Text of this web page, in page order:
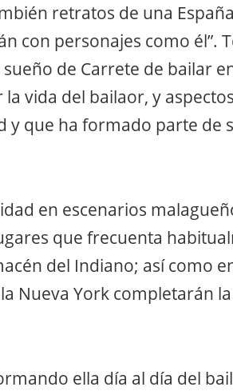
retratos de una
con personajes como él”.
de Carrete de bailar
vida del bailaor, y
y que ha formado parte de
en escenarios
que frecuenta
del Indiano; así como
Nueva York completarán la
ella día al día del